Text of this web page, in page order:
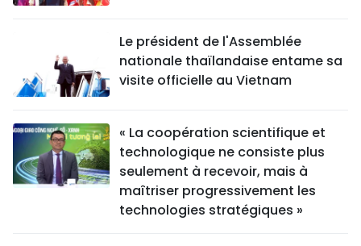
Le président de l'Assemblée
nationale thaïlandaise entame sa
visite officielle au Vietnam
« La coopération scientifique et
technologique ne consiste plus
seulement à recevoir, mais à
maîtriser progressivement les
technologies stratégiques »